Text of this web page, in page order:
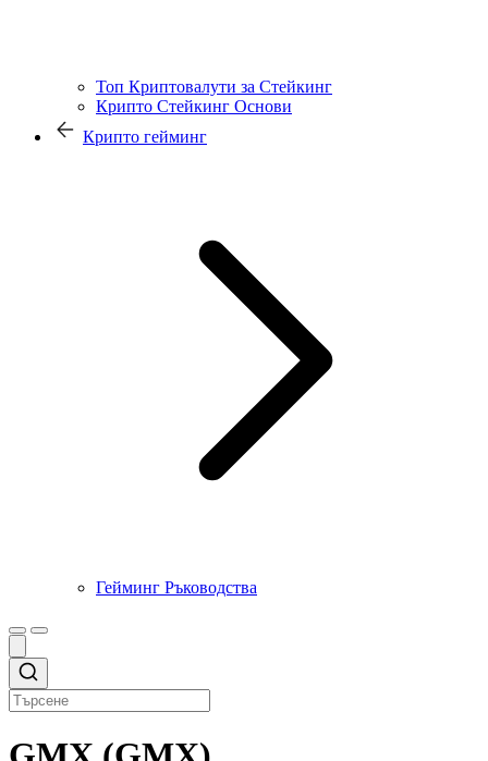
Топ Криптовалути за Стейкинг
Крипто Стейкинг Основи
Крипто гейминг
Гейминг Ръководства